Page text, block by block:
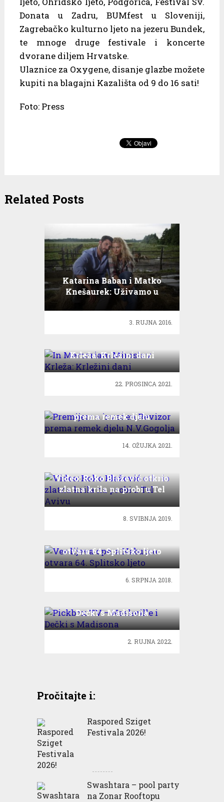
Donata u Zadru, BUMfest u Sloveniji,
Zagrebačko kulturno ljeto na jezeru Bundek,
te mnoge druge festivale i koncerte
dvorane diljem Hrvatske.
Ulaznice za Oxygene, disanje glazbe možete
kupiti na blagajni Kazališta od 9 do 16 sati!
Foto: Press
Related Posts
Katarina Baban i Matko
Knešaurek: Uživamo u
seoskom ambijentu!
3. RUJNA 2016.
Krleža: Krležini dani
22. PROSINCA 2021.
prema remek djelu
N.V.Gogolja
14. OŽUJKA 2021.
Video: Roko Blažević otkrio
zlatna krila na probi u Tel
Avivu
8. SVIBNJA 2019.
otvara 64. Splitsko ljeto
6. SRPNJA 2018.
Dečki s Madisona
2. RUJNA 2022.
Pročitajte i:
Raspored Sziget
Festivala 2026!
Swashtara – pool party
na Zonar Rooftopu